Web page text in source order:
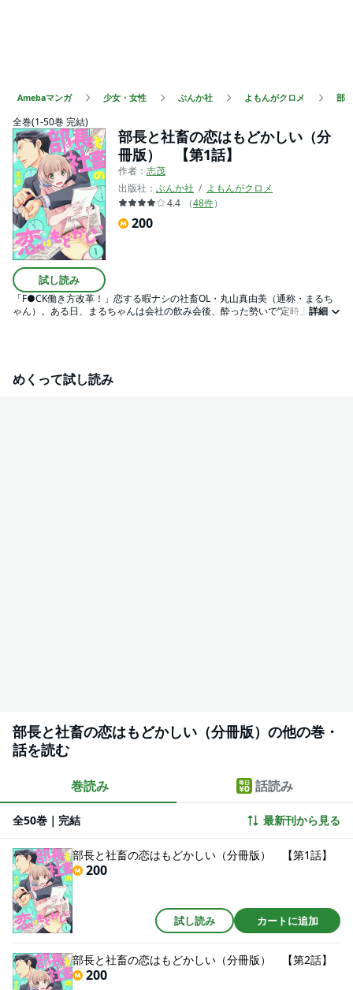
Amebaマンガ 少女・女性 ぶんか社 よもんがクロメ 部
全巻(1-50巻 完結)
試し読み
部長と社畜の恋はもどかしい（分
冊版） 【第1話】
作者： 志茂
出版社： ぶんか社
よもんがクロメ
4.4
（48件）
200
「F●CK働き方改革！」恋する暇ナシの社畜OL・丸山真由美（通称・まるち
ゃん）。ある日、まるちゃんは会社の飲み会後、酔った勢いで“定時上がり”の
フィスラブコメディー!!
詳細
めくって試し読み
部長と社畜の恋はもどかしい（分冊版）の他の巻・
話を読む
巻読み 話読み
全50巻｜完結 最新刊から見る
部長と社畜の恋はもどかしい（分冊版） 【第1話】
200
試し読み カートに追加
部長と社畜の恋はもどかしい（分冊版） 【第2話】
200